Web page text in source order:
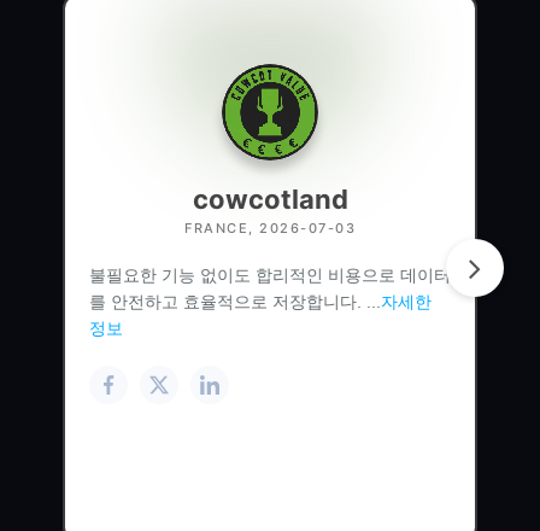
cowcotland
FRANCE, 2026-07-03
불필요한 기능 없이도 합리적인 비용으로 데이터
를 안전하고 효율적으로 저장합니다. ... 자세한
정보